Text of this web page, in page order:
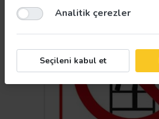
Analitik çerezler
Seçileni kabul et